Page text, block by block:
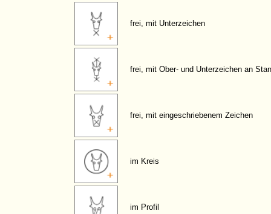
frei, mit Unterzeichen
frei, mit Ober- und Unterzeichen an
frei, mit eingeschriebenem Zeichen
im Kreis
im Profil